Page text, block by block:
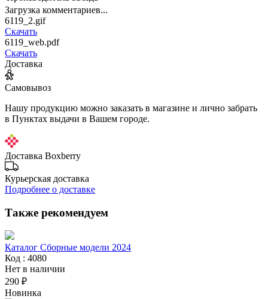
Загрузка комментариев...
6119_2.gif
Скачать
6119_web.pdf
Скачать
Доставка
Самовывоз
Нашу продукцию можно заказать в магазине и лично забрать
в Пунктах выдачи в Вашем городе.
Доставка Boxberry
Курьерская доставка
Подробнее о доставке
Также рекомендуем
Каталог Сборные модели 2024
Код : 4080
Нет в наличии
290 ₽
Новинка